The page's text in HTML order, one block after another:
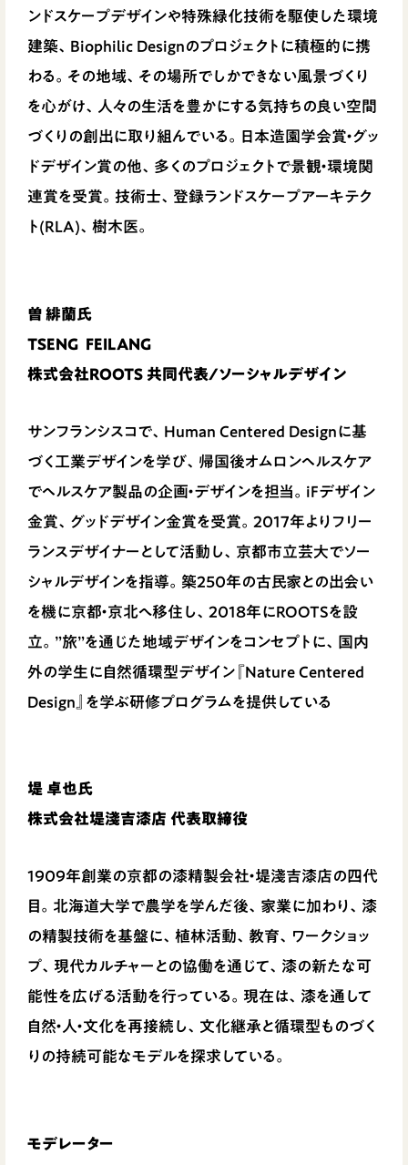
ンドスケープデザインや特殊緑化技術を駆使した環境
建築、Biophilic Designのプロジェクトに積極的に携
わる。その地域、その場所でしかできない風景づくり
を心がけ、人々の生活を豊かにする気持ちの良い空間
づくりの創出に取り組んでいる。日本造園学会賞・グッ
ドデザイン賞の他、多くのプロジェクトで景観・環境関
連賞を受賞。技術士、登録ランドスケープアーキテク
ト(RLA)、樹木医。
曽 緋蘭氏
TSENG FEILANG
株式会社ROOTS 共同代表/ソーシャルデザイン
サンフランシスコで、Human Centered Designに基
づく工業デザインを学び、帰国後オムロンヘルスケア
でヘルスケア製品の企画・デザインを担当。iFデザイン
金賞、グッドデザイン金賞を受賞。2017年よりフリー
ランスデザイナーとして活動し、京都市立芸大でソー
シャルデザインを指導。築250年の古民家との出会い
を機に京都・京北へ移住し、2018年にROOTSを設
立。”旅”を通じた地域デザインをコンセプトに、国内
外の学生に自然循環型デザイン『Nature Centered
Design』を学ぶ研修プログラムを提供している
堤 卓也氏
株式会社堤淺吉漆店 代表取締役
1909年創業の京都の漆精製会社・堤淺吉漆店の四代
目。北海道大学で農学を学んだ後、家業に加わり、漆
の精製技術を基盤に、植林活動、教育、ワークショッ
プ、現代カルチャーとの協働を通じて、漆の新たな可
能性を広げる活動を行っている。現在は、漆を通して
自然・人・文化を再接続し、文化継承と循環型ものづく
りの持続可能なモデルを探求している。
モデレーター